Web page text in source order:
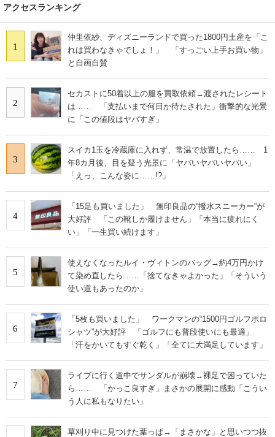
アクセスランキング
1
仲里依紗、ディズニーランドで買った1800円土産を「こ
れは買わなきゃでしょ！」 「すっごい上手お買い物」
と自画自賛
2
セカストに50着以上の服を買取依頼→渡されたレシート
は…… 「支払いまで何日か待たされた」衝撃的な光景
に「この値段はヤバすぎ」
3
スイカ1玉を冷蔵庫に入れず、常温で放置したら…… 1
年8カ月後、目を疑う光景に「ヤバいヤバいヤバい」
「えっ、こんな姿に……!?」
4
「15足も買いました」 無印良品の“撥水スニーカー”が
大好評 「この靴しか履けません」「本当に疲れにく
い」「一生買い続けます」
5
使えなくなったルイ・ヴィトンのバッグ→約4万円かけ
て染め直したら……「捨てなきゃよかった」「そういう
使い道もあったのか」
6
「5枚も買いました」 ワークマンの“1500円ゴルフポロ
シャツ”が大好評 「ゴルフにも普段使いにも最適」
「汗をかいてもすぐ乾く」「全てに大満足しています」
7
ライブに行く道中でサンダルが崩壊→裸足で困っていた
ら…… 「かっこ良すぎ」まさかの展開に感動「こうい
う人に私もなりたい」
草刈り中に見つけた葉っぱ→「まさかな」と思いつつ抜